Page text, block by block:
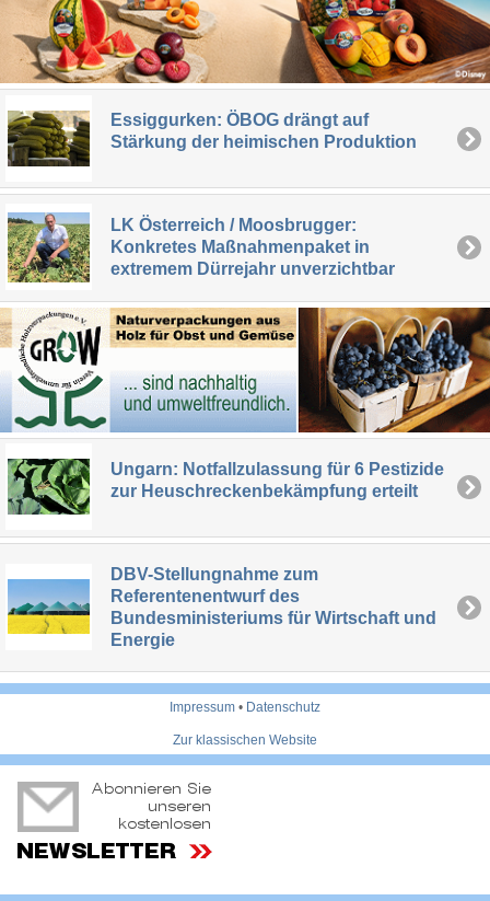
Essiggurken: ÖBOG drängt auf
Stärkung der heimischen Produktion
LK Österreich / Moosbrugger:
Konkretes Maßnahmenpaket in
extremem Dürrejahr unverzichtbar
Ungarn: Notfallzulassung für 6 Pestizide
zur Heuschreckenbekämpfung erteilt
DBV-Stellungnahme zum
Referentenentwurf des
Bundesministeriums für Wirtschaft und
Energie
Impressum • Datenschutz
Zur klassischen Website